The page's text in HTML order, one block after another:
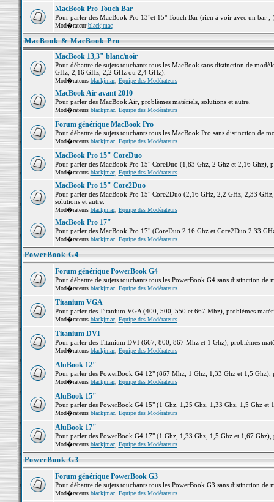
MacBook Pro Touch Bar
Pour parler des MacBook Pro 13"et 15" Touch Bar (rien à voir avec un bar
Mod�rateurblackjmac
MacBook & MacBook Pro
MacBook 13,3" blanc/noir
Pour débattre de sujets touchants tous les MacBook sans distinction de
GHz, 2,16 GHz, 2,2 GHz ou 2,4 GHz).
Mod�rateurs blackjmac, Equipe des Modérateurs
MacBook Air avant 2010
Pour parler des MacBook Air, problèmes matériels, solutions et autre.
Mod�rateurs blackjmac, Equipe des Modérateurs
Forum générique MacBook Pro
Pour débattre de sujets touchants tous les MacBook Pro sans distinction de
Mod�rateurs blackjmac, Equipe des Modérateurs
MacBook Pro 15" CoreDuo
Pour parler des MacBook Pro 15" CoreDuo (1,83 Ghz, 2 Ghz et 2,16 Ghz),
Mod�rateurs blackjmac, Equipe des Modérateurs
MacBook Pro 15" Core2Duo
Pour parler des MacBook Pro 15" Core2Duo (2,16 GHz, 2,2 GHz, 2,33
solutions et autre.
Mod�rateurs blackjmac, Equipe des Modérateurs
MacBook Pro 17"
Pour parler des MacBook Pro 17" (CoreDuo 2,16 Ghz et Core2Duo 2,33
Mod�rateurs blackjmac, Equipe des Modérateurs
PowerBook G4
Forum générique PowerBook G4
Pour débattre de sujets touchants tous les PowerBook G4 sans distinction de
Mod�rateurs blackjmac, Equipe des Modérateurs
Titanium VGA
Pour parler des Titanium VGA (400, 500, 550 et 667 Mhz), problèmes
Mod�rateurs blackjmac, Equipe des Modérateurs
Titanium DVI
Pour parler des Titanium DVI (667, 800, 867 Mhz et 1 Ghz), problèmes
Mod�rateurs blackjmac, Equipe des Modérateurs
AluBook 12"
Pour parler des PowerBook G4 12" (867 Mhz, 1 Ghz, 1,33 Ghz et 1,5 Ghz),
Mod�rateurs blackjmac, Equipe des Modérateurs
AluBook 15"
Pour parler des PowerBook G4 15" (1 Ghz, 1,25 Ghz, 1,33 Ghz, 1,5 Ghz et
Mod�rateurs blackjmac, Equipe des Modérateurs
AluBook 17"
Pour parler des PowerBook G4 17" (1 Ghz, 1,33 Ghz, 1,5 Ghz et 1,67 Ghz),
Mod�rateurs blackjmac, Equipe des Modérateurs
PowerBook G3
Forum générique PowerBook G3
Pour débattre de sujets touchants tous les PowerBook G3 sans distinction de
Mod�rateurs blackjmac, Equipe des Modérateurs